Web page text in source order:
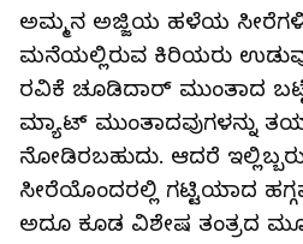
ಅಮ್ಮನ ಅಜ್ಜಿಯ ಹಳೆಯ
ಮನೆಯಲ್ಲಿರುವ ಕಿರಿಯರು
ರವಿಕೆ ಚೂಡಿದಾರ್ ಮುಂತಾದ
ಮ್ಯಾಟ್ ಮುಂತಾದವುಗಳನ್ನು
ನೋಡಿರಬಹುದು. ಆದರೆ
ಸೀರೆಯೊಂದರಲ್ಲಿ ಗಟ್ಟಿಯಾದ
ಅದೂ ಕೂಡ ವಿಶೇಷ ತಂತ್ರದ